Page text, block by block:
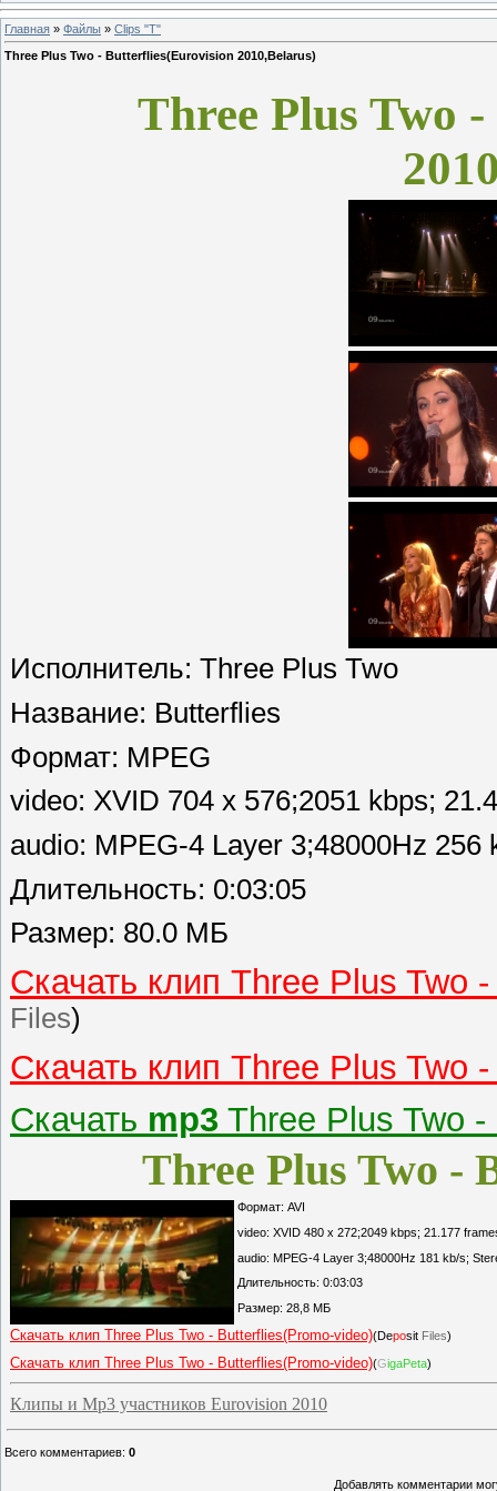
Главная » Файлы » Clips "T"
Three Plus Two - Butterflies(Eurovision 2010,Belarus)
Three Plus Two
Исполнитель: Three Plus Two
Название: Butterflies
Формат: MPEG
video: XVID 704 x 576;2051 kbps;
audio: MPEG-4 Layer 3;48000Hz 256
Длительность: 0:03:05
Размер: 80.0 МБ
Скачать клип Three Plus Two
Files)
Скачать клип Three Plus Two
Скачать mp3 Three Plus Two
Three Plus Two -
Формат: AVI
video: XVID 480 x 272;2049 kbps; 21.177
audio: MPEG-4 Layer 3;48000Hz 181 kb/s;
Длительность: 0:03:03
Размер: 28,8 МБ
Скачать клип Three Plus Two - Butterflies(Promo-video)(Deposit Files)
Скачать клип Three Plus Two - Butterflies(Promo-video)(GigaPeta)
Клипы и Mp3 участников Eurovision 2010
Всего комментариев: 0
Добавлять комментарии